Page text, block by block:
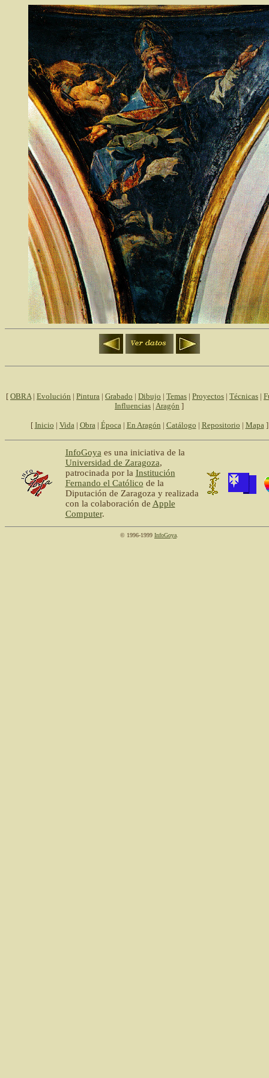
[ OBRA| Evolución | Pintura | Grabado | Dibujo | Temas | Proyectos | Técnicas |
Influencias | Aragón ]
[ Inicio | Vida| Obra| Época| En Aragón | Catálogo | Repositorio | Mapa]
InfoGoya es una iniciativa de la
Universidad de Zaragoza,
patrocinada por la Institución
Fernando el Católico de la
Diputación de Zaragoza y realizada
con la colaboración de Apple
Computer.
© 1996-1999 InfoGoya